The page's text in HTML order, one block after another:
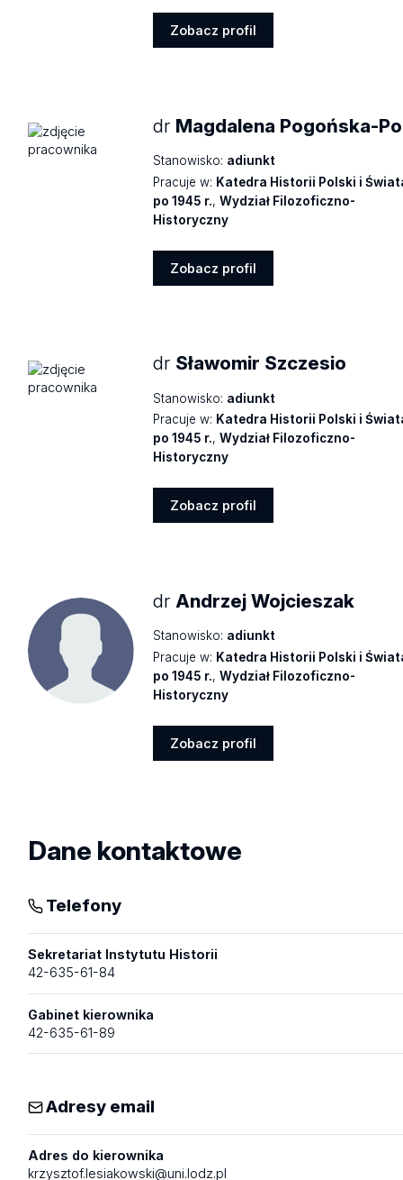
Zobacz profil
dr Magdalena Pogońska-
Stanowisko: adiunkt
Pracuje w: Katedra Historii Polski i
po 1945 r.,Wydział Filozoficzno-
Historyczny
Zobacz profil
dr Sławomir Szczesio
Stanowisko: adiunkt
Pracuje w: Katedra Historii Polski i
po 1945 r.,Wydział Filozoficzno-
Historyczny
Zobacz profil
dr Andrzej Wojcieszak
Stanowisko: adiunkt
Pracuje w: Katedra Historii Polski i
po 1945 r.,Wydział Filozoficzno-
Historyczny
Zobacz profil
Dane kontaktowe
Telefony
Sekretariat Instytutu Historii
42-635-61-84
Gabinet kierownika
42-635-61-89
Adresy email
Adres do kierownika
krzysztof.lesiakowski@uni.lodz.pl